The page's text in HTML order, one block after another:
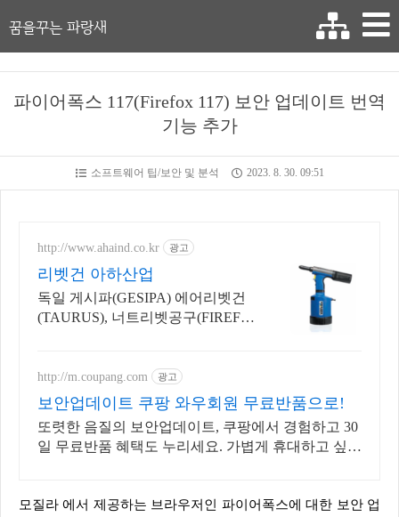
꿈을꾸는 파랑새
파이어폭스 117(Firefox 117) 보안 업데이트 번역
기능 추가
소프트웨어 팁/보안 및 분석 2023. 8. 30. 09:51
http://www.ahaind.co.kr 광고
리벳건 아하산업
독일 게시파(GESIPA) 에어리벳건
(TAURUS), 너트리벳공구(FIREFO
http://m.coupang.com 광고
보안업데이트 쿠팡 와우회원 무료반품으로!
또렷한 음질의 보안업데이트, 쿠팡에서 경험하고 30
일 무료반품 혜택도 누리세요. 가볍게 휴대하고 싶다
모질라 에서 제공하는 브라우저인 파이어폭스에 대한 보안 업